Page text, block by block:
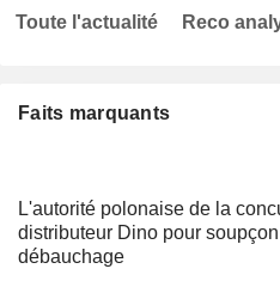
Faits marquants
L'autorité polonaise de la
distributeur Dino pour
débauchage
Toute l'actualité Reco